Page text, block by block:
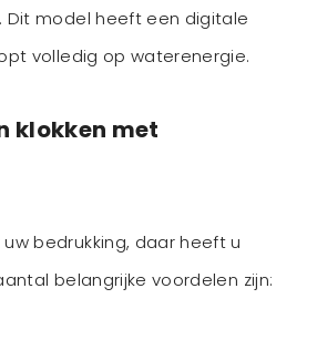
Dit model heeft een digitale
klokken met
bedrukking, daar heeft u